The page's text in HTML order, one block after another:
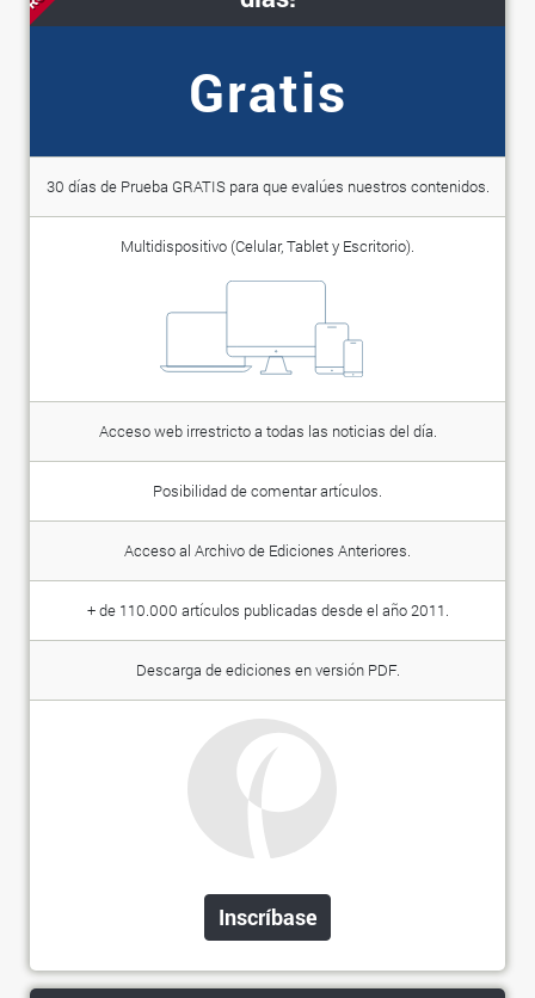
Gratis
30 días de Prueba GRATIS para que evalúes nuestros contenidos.
Multidispositivo (Celular, Tablet y Escritorio).
Acceso web irrestricto a todas las noticias del día.
Posibilidad de comentar artículos.
Acceso al Archivo de Ediciones Anteriores.
+ de 110.000 artículos publicadas desde el año 2011.
Descarga de ediciones en versión PDF.
Inscríbase